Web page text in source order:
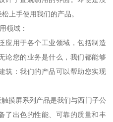
上手使用我们的产品。
领域：
应用于各个工业领域，包括制造
论您的业务是什么，我们都能够
筑：我们的产品可以帮助您实现
屏系列产品是我们与西门子公
了出色的性能、可靠的质量和丰